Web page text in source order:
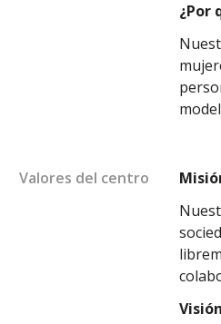
¿Por
Valores del centro
Visión